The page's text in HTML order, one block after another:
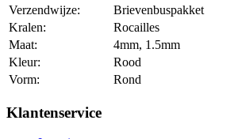
Verzendwijze:
Brievenbuspakket
Kralen:
Rocailles
Maat:
4mm, 1.5mm
Kleur:
Rood
Vorm:
Rond
Klantenservice